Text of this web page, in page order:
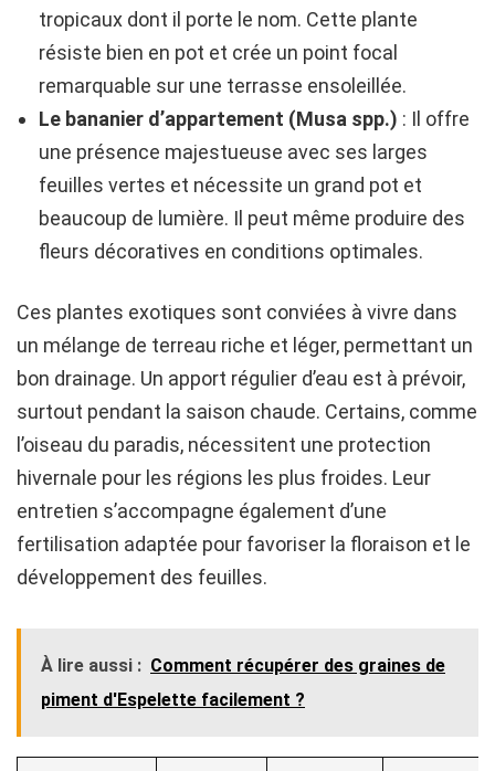
tropicaux dont il porte le nom. Cette plante
résiste bien en pot et crée un point focal
remarquable sur une terrasse ensoleillée.
Le bananier d’appartement (Musa spp.) : Il offre
une présence majestueuse avec ses larges
feuilles vertes et nécessite un grand pot et
beaucoup de lumière. Il peut même produire des
fleurs décoratives en conditions optimales.
Ces plantes exotiques sont conviées à vivre dans
un mélange de terreau riche et léger, permettant un
bon drainage. Un apport régulier d’eau est à prévoir,
surtout pendant la saison chaude. Certains, comme
l’oiseau du paradis, nécessitent une protection
hivernale pour les régions les plus froides. Leur
entretien s’accompagne également d’une
fertilisation adaptée pour favoriser la floraison et le
développement des feuilles.
À lire aussi : Comment récupérer des graines de
piment d'Espelette facilement ?